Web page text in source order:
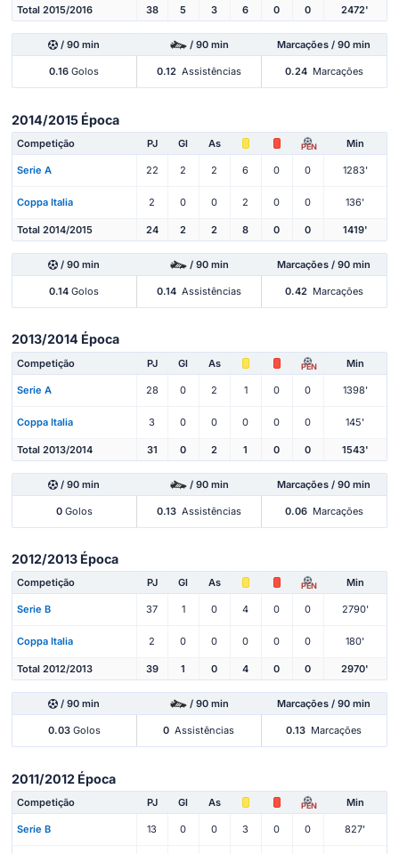
Total 2015/2016 38 5 3 6 0 0 2472'
/ 90 min / 90 min Marcações / 90 min
0.16 Golos 0.12 Assistências 0.24 Marcações
2014/2015 Época
Competição PJ Gl As PEN Min
Serie A 22 2 2 6 0 0 1283'
Coppa Italia 2 0 0 2 0 0 136'
Total 2014/2015 24 2 2 8 0 0 1419'
/ 90 min / 90 min Marcações / 90 min
0.14 Golos 0.14 Assistências 0.42 Marcações
2013/2014 Época
Competição PJ Gl As PEN Min
Serie A 28 0 2 1 0 0 1398'
Coppa Italia 3 0 0 0 0 0 145'
Total 2013/2014 31 0 2 1 0 0 1543'
/ 90 min / 90 min Marcações / 90 min
0Golos 0.13 Assistências 0.06 Marcações
2012/2013 Época
Competição PJ Gl As PEN Min
Serie B 37 1 0 4 0 0 2790'
Coppa Italia 2 0 0 0 0 0 180'
Total 2012/2013 39 1 0 4 0 0 2970'
/ 90 min / 90 min Marcações / 90 min
0.03Golos 0 Assistências 0.13 Marcações
2011/2012 Época
Competição PJ Gl As PEN Min
Serie B 13 0 0 3 0 0 827'